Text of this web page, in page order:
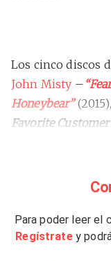
Los cinco discos
John Misty –
Honeybear”(2015),
Favorite
abre el
ninguno de sus
escuchadas– y
Para poder leer el
Regístrate y